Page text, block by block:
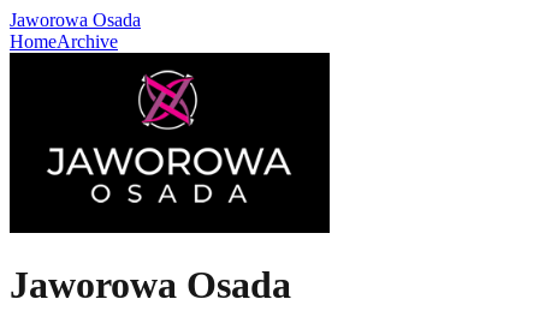
Jaworowa Osada
HomeArchive
Jaworowa Osada